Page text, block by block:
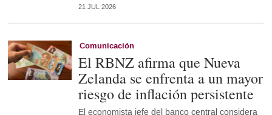
21 JUL 2026
Comunicación
El RBNZ afirma que Nueva
Zelanda se enfrenta a un mayor
riesgo de inflación persistente
El economista jefe del banco central considera